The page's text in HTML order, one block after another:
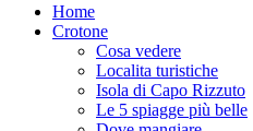
Home
Crotone
Cosa vedere
Localita turistiche
Isola di Capo Rizzuto
Le 5 spiagge più belle